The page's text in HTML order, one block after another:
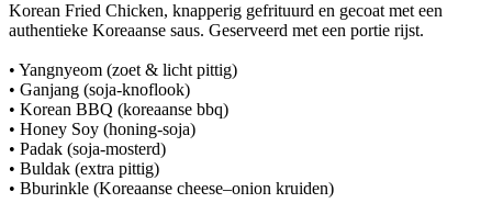
Korean Fried Chicken, knapperig gefrituurd en gecoat met een
authentieke Koreaanse saus. Geserveerd met een portie rijst.
• Yangnyeom (zoet & licht pittig)
• Ganjang (soja-knoflook)
• Korean BBQ (koreaanse bbq)
• Honey Soy (honing-soja)
• Padak (soja-mosterd)
• Buldak (extra pittig)
• Bburinkle (Koreaanse cheese–onion kruiden)